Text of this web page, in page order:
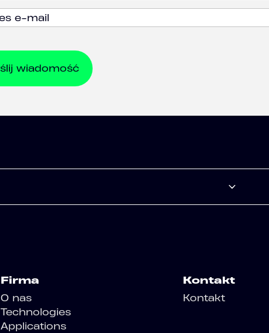
Firma
O nas
Technologies
Applications
Kontakt
Kontakt